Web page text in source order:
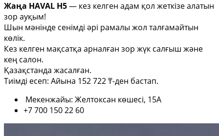
Жаңа HAVAL H5— кез келген адам қол жеткізе алатын
зор ауқым!
Шын мәнінде сенімді әрі рамалы жол талғамайтын
көлік.
Кез келген мақсатқа арналған зор жүк салғыш және
кең салон.
Қазақстанда жасалған.
Тиімді есеп: Айына 152 722 ₸-ден бастап.
Мекенжайы: Желтоксан көшесі, 15А
+7 700 150 22 60